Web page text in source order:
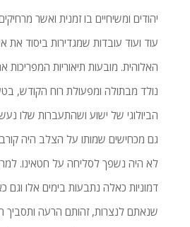
יהודים ומשיחיים בו זמנית ואשר
עוד ועוד עובדות שמגדירות ביסוד את
האלוהית. מובעות תיאוריות
נולד מבתולה ומפעולת רוח הקודש,
הביולוגי של ישוע ושהתעברות שלו
גם מכחישים שמותו על הצלב היה
לא היה נשפך לסליחה על חטאינו.
דמוניות כאלה נתבעות בימים אלו וגם
שנאתם לנצרות, זהותם הרעה ותסביך